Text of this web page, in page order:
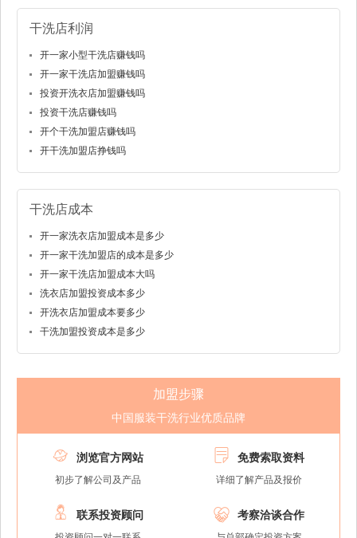
干洗店利润
开一家小型干洗店赚钱吗
开一家干洗店加盟赚钱吗
投资开洗衣店加盟赚钱吗
投资干洗店赚钱吗
开个干洗加盟店赚钱吗
开干洗加盟店挣钱吗
干洗店成本
开一家洗衣店加盟成本是多少
开一家干洗加盟店的成本是多少
开一家干洗店加盟成本大吗
洗衣店加盟投资成本多少
开洗衣店加盟成本要多少
干洗加盟投资成本是多少
加盟步骤
中国服装干洗行业优质品牌
 浏览官方网站
初步了解公司及产品
 免费索取资料
详细了解产品及报价
 联系投资顾问  考察洽谈合作